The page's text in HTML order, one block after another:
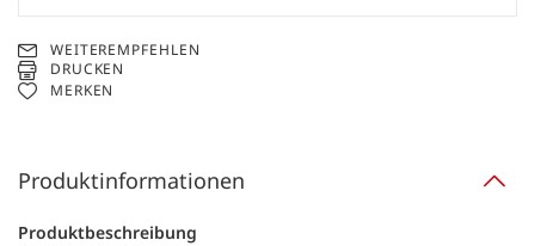
WEITEREMPFEHLEN
DRUCKEN
MERKEN
Produktinformationen
Produktbeschreibung